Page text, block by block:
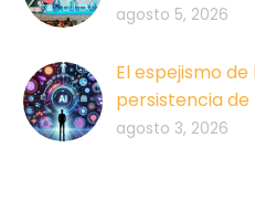
agosto 5, 2026
El espejismo
persistencia de
agosto 3, 2026